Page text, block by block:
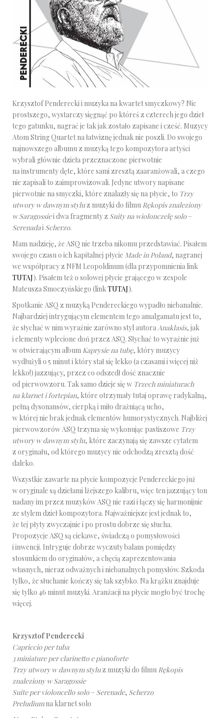
Krzysztof Penderecki i muzyka na kwartet smyczkowy? Nic
prostszego, wystarczy sięgnąć po któreś z czterech jego dzieł
tego gatunku, nagrać je tak jak zostało zapisane i cześć. Muzycy
Atom String Quartet na łatwiznę jednak nie poszli. Do swojego
najnowszego albumu z muzyką tego kompozytora artyści
wybrali głównie dzieła przeznaczone pierwotnie
na instrumenty dęte, które sami zresztą zaaranżowali, a czego
nie zapisali to zaimprowizowali. Jedyne utwory napisane
pierwotnie na smyczki, które znalazły się na płycie, to Trzy
utwory w dawnym styluz muzyki do filmu Rękopis znaleziony
w Saragossiei dwa fragmenty z Suity na wiolonczelę solo –
Serenadai Scherzo.
Mam nadzieję, że ASQ nie trzeba nikomu przedstawiać. Pisałem
swojego czasu o ich kapitalnej płycie Made in Poland, nagranej
we współpracy z NFM Leopoldinum (dla przypomnienia link
TUTAJ). Pisałem też o solowej płycie grającego w zespole
Mateusza Smoczyńskiego (linkTUTAJ).
Spotkanie ASQ z muzyką Pendereckiego wypadło niebanalnie.
Najbardziej intrygującym elementem tego amalgamatu jest to,
że słychać w nim wyraźnie zarówno styl autoraAnaklasis, jak
i elementy wplecione doń przez ASQ. Słychać to wyraźnie już
w otwierającym album Kaprysie na tubę, który muzycy
wydłużyli o 5 minut i który stał się lekko (a czasami i więcej niż
lekko!) jazzujący, przez co odszedł dość znacznie
od pierwowzoru. Tak samo dzieje się w Trzech miniaturach
na klarnet i fortepian, które otrzymały tutaj oprawę radykalną,
pełną dysonansów, cierpką i miło drażniącą ucho,
w której nie brak jednak elementów humorystycznych. Najbliżej
pierwowzorów ASQ trzyma się wykonując pastiszowe Trzy
utwory w dawnym stylu, które zaczynają się zawsze cytatem
z oryginału, od którego muzycy nie odchodzą zresztą dość
daleko.
Wszystkie zawarte na płycie kompozycje Pendereckiego już
w oryginale są dziełami lżejszego kalibru, więc ten jazzujący ton
nadany im przez muzyków ASQ nie razi i łączy się harmonijnie
ze stylem dzieł kompozytora. Najważniejsze jest jednak to,
że tej płyty zwyczajnie i po prostu dobrze się słucha.
Propozycje ASQ są ciekawe, świadczą o pomysłowości
i inwencji. Intryguje dobrze wyczuty balans pomiędzy
stosunkiem do oryginałów, a chęcią zaprezentowania
własnych, nieraz odważnych i niebanalnych pomysłów. Szkoda
tylko, że słuchanie kończy się tak szybko. Na krążku znajduje
się tylko 46 minut muzyki. Aranżacji na płycie mogło być trochę
więcej.
Krzysztof Penderecki
Capriccio per tuba
3 miniature per clarinetto e pianoforte
Trzy utwory w dawnym styluz muzyki do filmu Rękopis
znaleziony w Saragossie
Suite per violoncello solo – Serenade, Scherzo
Preludiumna klarnet solo